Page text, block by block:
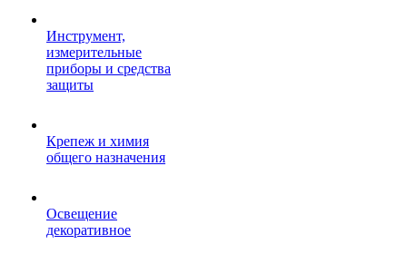
Инструмент,
измерительные
приборы и средства
защиты
Крепеж и химия
общего назначения
Освещение
декоративное